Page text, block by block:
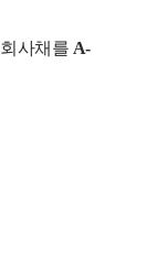
사채를 A-